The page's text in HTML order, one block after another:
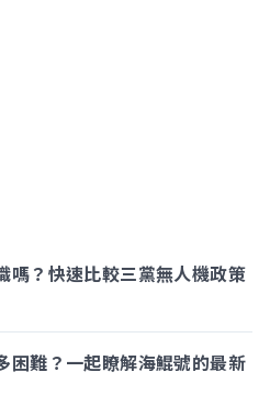
嗎？快速比較三黨無人機政策
困難？一起瞭解海鯤號的最新